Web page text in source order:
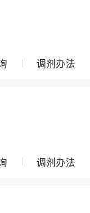
调剂办法
调剂办法